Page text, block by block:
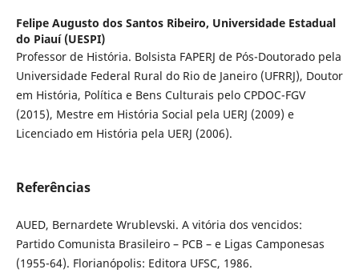
Felipe Augusto dos Santos Ribeiro, Universidade Estadual
do Piauí (UESPI)
Professor de História. Bolsista FAPERJ de Pós-Doutorado pela
Universidade Federal Rural do Rio de Janeiro (UFRRJ), Doutor
em História, Política e Bens Culturais pelo CPDOC-FGV
(2015), Mestre em História Social pela UERJ (2009) e
Licenciado em História pela UERJ (2006).
Referências
AUED, Bernardete Wrublevski. A vitória dos vencidos:
Partido Comunista Brasileiro – PCB – e Ligas Camponesas
(1955-64). Florianópolis: Editora UFSC, 1986.